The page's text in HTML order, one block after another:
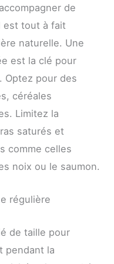
de
est tout à fait
naturelle. Une
est la clé pour
Optez pour des
céréales
Limitez la
saturés et
comme celles
noix ou le saumon.
régulière
de taille pour
pendant la